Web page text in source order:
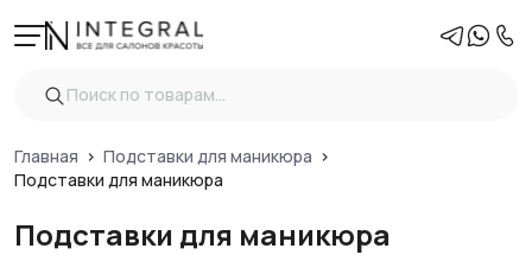
Главная
Подставки для маникюра
Подставки для маникюра
Подставки для маникюра
Очистить